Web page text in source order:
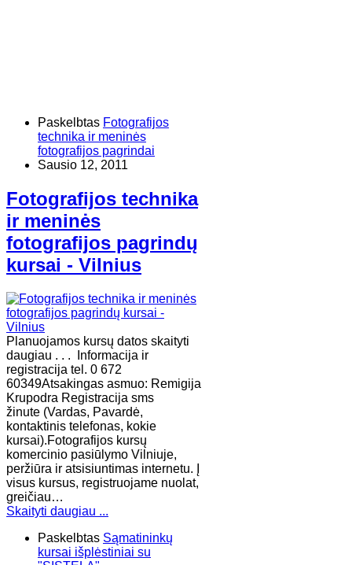
Paskelbtas Fotografijos
technika ir meninės
fotografijos pagrindai
Sausio 12, 2011
Fotografijos technika
ir meninės
fotografijos pagrindų
kursai - Vilnius
Planuojamos kursų datos skaityti
daugiau . . . Informacija ir
registracija tel. 0 672
60349Atsakingas asmuo: Remigija
Krupodra Registracija sms
žinute (Vardas, Pavardė,
kontaktinis telefonas, kokie
kursai).Fotografijos kursų
komercinio pasiūlymo Vilniuje,
peržiūra ir atsisiuntimas internetu. Į
visus kursus, registruojame nuolat,
greičiau…
Skaityti daugiau ...
Paskelbtas Sąmatininkų
kursai išplėstiniai su